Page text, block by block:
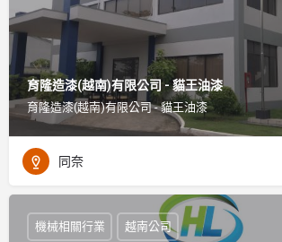
育隆造漆(越南)有限公司 - 貓王油漆
育隆造漆(越南)有限公司 - 貓王油漆
同奈
機械相關行業 越南公司